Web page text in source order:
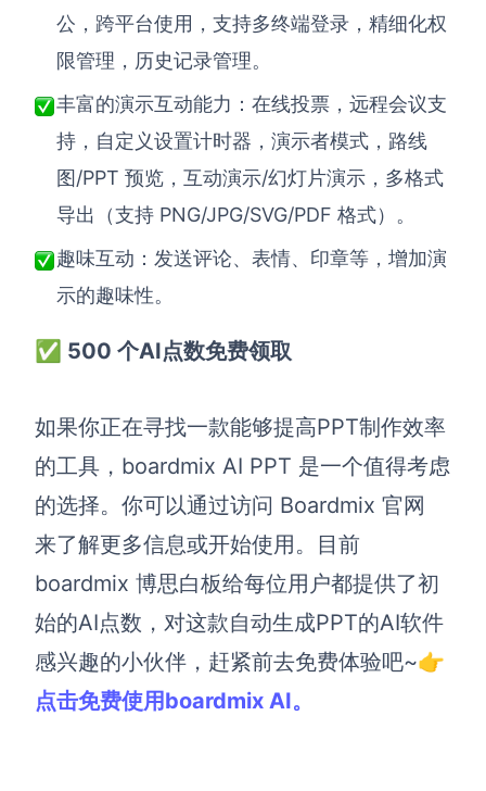
AI生成用户画像
AI生成Smart分析
AI生成波士顿矩阵
AI生成波特五力模型
AI生成4P营销理论模型
AI生成竞品分析
AI生成安索夫矩阵
AI生成Grow模型
AI生成AARRR模型
AI生成PPT
AI写作
AI对话
AI生成简历
模板社区
企业服务
管理功能定制 · 专业部署方案
用boardmix提升团队协作效率
企业版申请试用
满足企业级团队协作和管理需求
公，跨平台使用，支持多终端登录，精细化权
限管理，历史记录管理。
丰富的演示互动能力：在线投票，远程会议支
持，自定义设置计时器，演示者模式，路线
图/PPT 预览，互动演示/幻灯片演示，多格式
导出（支持 PNG/JPG/SVG/PDF 格式）。
趣味互动：发送评论、表情、印章等，增加演
示的趣味性。
✅ 500 个AI点数免费领取
如果你正在寻找一款能够提高PPT制作效率
的工具，boardmix AI PPT 是一个值得考虑
的选择。你可以通过访问 Boardmix 官网
来了解更多信息或开始使用。目前
boardmix 博思白板给每位用户都提供了初
始的AI点数，对这款自动生成PPT的AI软件
感兴趣的小伙伴，赶紧前去免费体验吧~👉
点击免费使用boardmix AI。